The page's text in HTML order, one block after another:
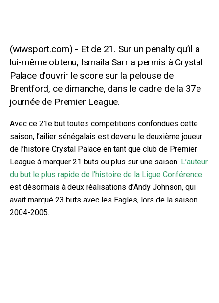
Et de 21. Sur un penalty qu’il a
lui-même obtenu, Ismaila Sarr a permis à Crystal
Palace d’ouvrir le score sur la pelouse de
Brentford, ce dimanche, dans le cadre de la 37e
journée de Premier League.
Avec ce 21e but toutes compétitions confondues cette
saison, l’ailier sénégalais est devenu le deuxième joueur
de l’histoire Crystal Palace en tant que club de Premier
League à marquer 21 buts ou plus sur une saison. L’auteur
du but le plus rapide de l’histoire de la Ligue Conférence
est désormais à deux réalisations d’Andy Johnson, qui
avait marqué 23 buts avec les Eagles, lors de la saison
2004-2005.